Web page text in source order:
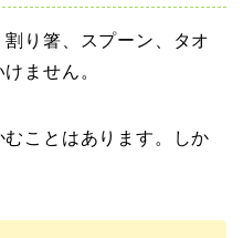
割り箸、スプーン、タオ
ません。
ことはあります。しか